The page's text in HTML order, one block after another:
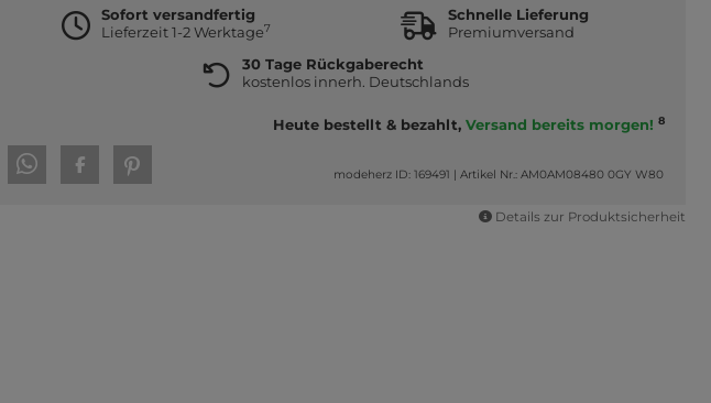
Sofort versandfertig
Lieferzeit 1-2 Werktage7
Schnelle Lieferung
Premiumversand
30 Tage Rückgaberecht
kostenlos innerh. Deutschlands
Heute bestellt & bezahlt, Versand bereits morgen! 8
modeherz ID: 169491 |Artikel Nr.: AM0AM08480 0GY W80
Details zur Produktsicherheit